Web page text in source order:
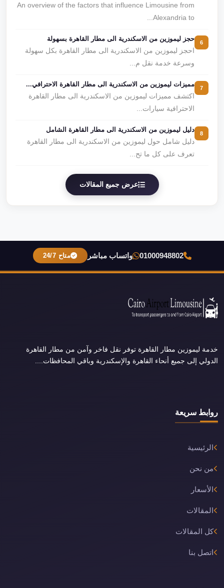
An overview of the factors that influence Limousine from
Alexandria to...
حجز ليموزين من الاسكندرية الى مطار القاهرة بسهولة
احجز ليموزين من الاسكندرية الى مطار القاهرة بكل سهولة
وسرعة خدمة نقل م...
مميزات ليموزين من الاسكندرية الى مطار القاهرة الاحترافي...
اكتشف مميزات ليموزين من الاسكندرية الى مطار القاهرة
الاحترافية سيارات...
دليل ليموزين من الاسكندرية الى مطار القاهرة الشامل
دليل شامل حول ليموزين من الاسكندرية الى مطار القاهرة
تعرف على كل ما تح...
عرض جميع المقالات
01000948802 واتساب مباشر متاح 24/7
خدمة ليموزين مطار القاهرة توفر نقل فاخر وآمن من مطار القاهرة
الدولي إلى جميع أنحاء القاهرة والإسكندرية وباقي المحافظات....
روابط سريعة
الرئيسية
من نحن
الأسعار
المقالات
كل المقالات
اتصل بنا